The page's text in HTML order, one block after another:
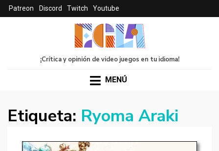
Patreon Discord Twitch Youtube
¡Crítica y opinión de video juegos en tu idioma!
MENÚ
Etiqueta: Ryoma Araki